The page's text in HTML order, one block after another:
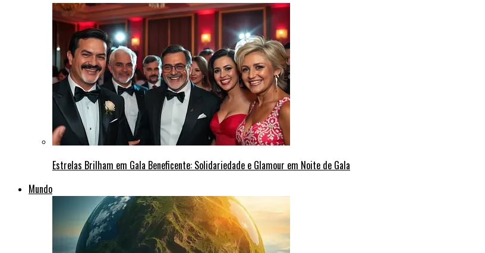
Estrelas Brilham em Gala Beneficente: Solidariedade e Glamour em Noite de Gala
Mundo